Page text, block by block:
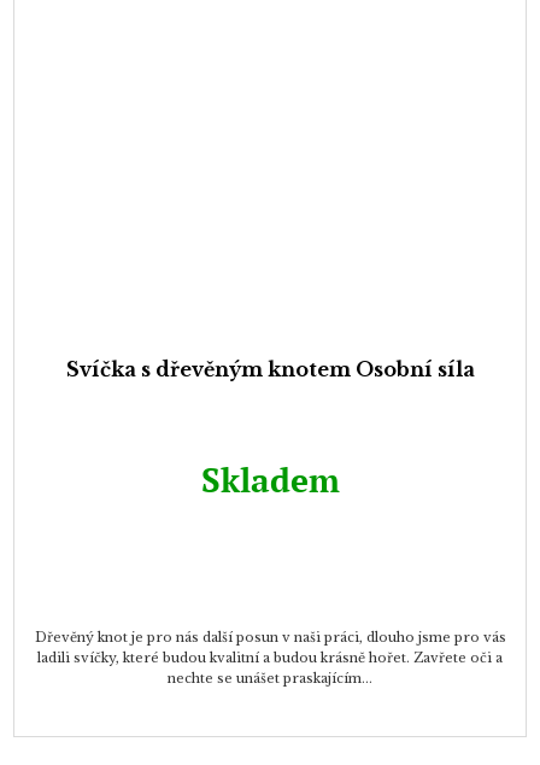
Svíčka s dřevěným knotem Osobní síla
Skladem
Dřevěný knot je pro nás další posun v naši práci, dlouho jsme pro vás
ladili svíčky, které budou kvalitní a budou krásně hořet. Zavřete oči a
nechte se unášet praskajícím...